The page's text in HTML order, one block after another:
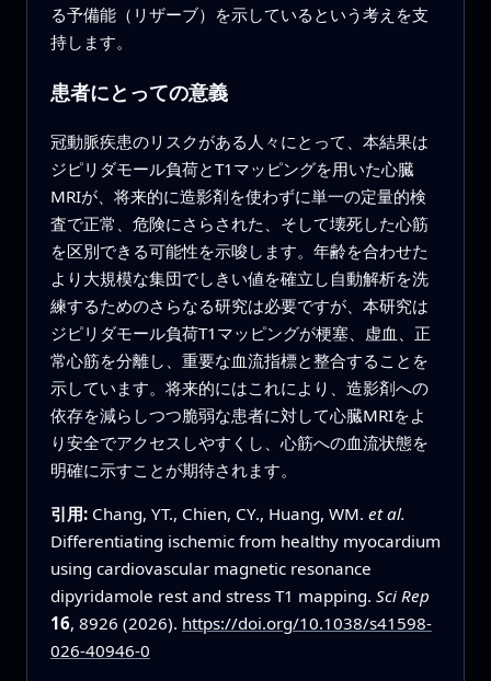
る予備能（リザーブ）を示しているという考えを支
持します。
患者にとっての意義
冠動脈疾患のリスクがある人々にとって、本結果は
ジピリダモール負荷とT1マッピングを用いた心臓
MRIが、将来的に造影剤を使わずに単一の定量的検
査で正常、危険にさらされた、そして壊死した心筋
を区別できる可能性を示唆します。年齢を合わせた
より大規模な集団でしきい値を確立し自動解析を洗
練するためのさらなる研究は必要ですが、本研究は
ジピリダモール負荷T1マッピングが梗塞、虚血、正
常心筋を分離し、重要な血流指標と整合することを
示しています。将来的にはこれにより、造影剤への
依存を減らしつつ脆弱な患者に対して心臓MRIをよ
り安全でアクセスしやすくし、心筋への血流状態を
明確に示すことが期待されます。
引用: Chang, YT., Chien, CY., Huang, WM. et al.
Differentiating ischemic from healthy myocardium
using cardiovascular magnetic resonance
dipyridamole rest and stress T1 mapping. Sci Rep
16, 8926 (2026). https://doi.org/10.1038/s41598-
026-40946-0